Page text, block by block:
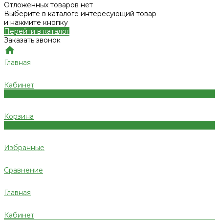
Отложенных товаров нет
Выберите в каталоге интересующий товар
и нажмите кнопку
Перейти в каталог
Заказать звонок
Главная
Кабинет
Корзина
Избранные
Сравнение
Главная
Кабинет